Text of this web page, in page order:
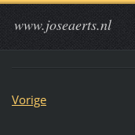
www.joseaerts.nl
Vorige